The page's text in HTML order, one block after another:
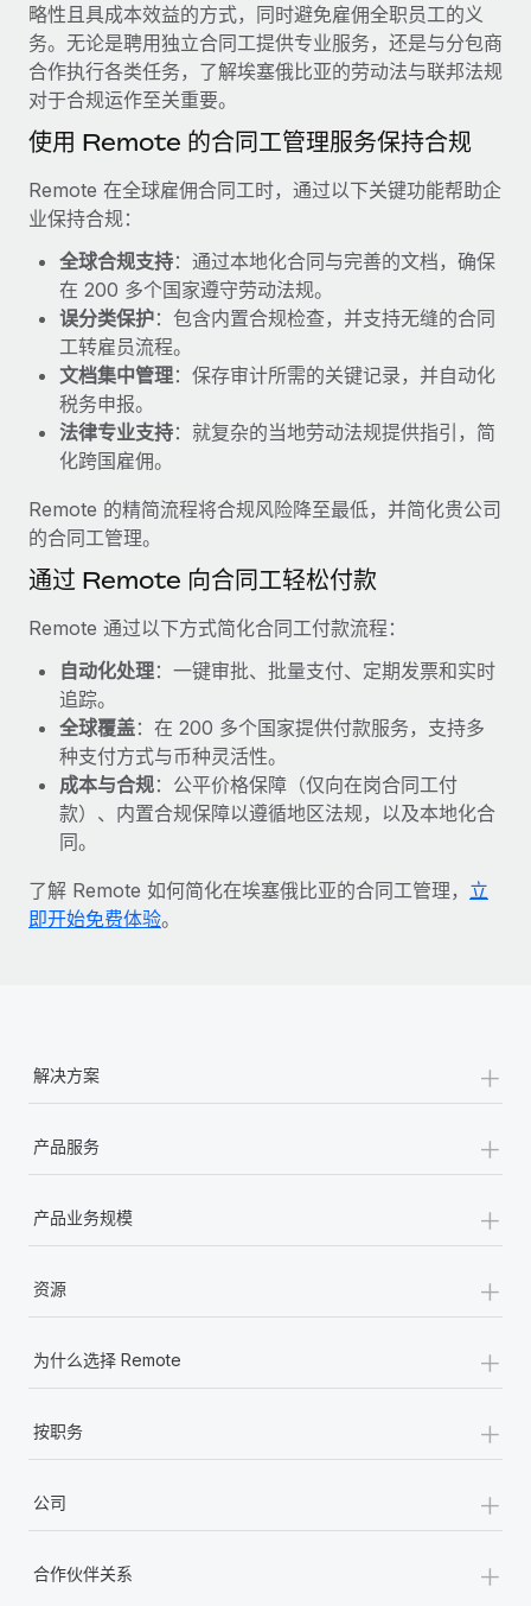
服务
咨询专家
获得全球人力资源与合规方面的专家帮助
背景调查
合规守望台
防范合规风险
设备管理
在全球范围内配置和跟踪 IT 设备
实体设立
快速建立合规实体
人员调配与搬迁
轻松搬迁员工
福利
轻松管理员工福利
Remote Build 即将推出
集成与人工智能自动化咨询
案例研究
Cultivating a Thriving Remote-First Culture in
Partnership with Remote
At a glance Discover the evolution of TheyDo, a pioneering
journey management platform that has...
了解更多
Reverse Tech's strategic partnership with
Remote for contractor management and
payroll
Reverse Tech at a glance Health and wellness startup,
Reverse Tech, partnered with Remote to manage...
了解更多
薪金与人才洞察
洞察中心
获得支持
查看全部资源
博客
Why owned entities are key to maintaining
EOR compliance
As the global workforce continues to expand in response
to the demands of today’s labor market, the...
了解更多
What a Workday global payroll implementation
actually looks like
Most teams hear "payroll implementation" and picture a
six-month project with a dedicated team....
了解更多
略性且具成本效益的方式，同时避免雇佣全职员工的义
务。无论是聘用独立合同工提供专业服务，还是与分包商
合作执行各类任务，了解埃塞俄比亚的劳动法与联邦法规
对于合规运作至关重要。
使用 Remote 的合同工管理服务保持合规
Remote 在全球雇佣合同工时，通过以下关键功能帮助企
业保持合规：
全球合规支持：通过本地化合同与完善的文档，确保
在 200 多个国家遵守劳动法规。
误分类保护：包含内置合规检查，并支持无缝的合同
工转雇员流程。
文档集中管理：保存审计所需的关键记录，并自动化
税务申报。
法律专业支持：就复杂的当地劳动法规提供指引，简
化跨国雇佣。
Remote 的精简流程将合规风险降至最低，并简化贵公司
的合同工管理。
通过 Remote 向合同工轻松付款
Remote 通过以下方式简化合同工付款流程：
自动化处理：一键审批、批量支付、定期发票和实时
追踪。
全球覆盖：在 200 多个国家提供付款服务，支持多
种支付方式与币种灵活性。
成本与合规：公平价格保障（仅向在岗合同工付
款）、内置合规保障以遵循地区法规，以及本地化合
同。
了解 Remote 如何简化在埃塞俄比亚的合同工管理， 立
即开始免费体验。
解决方案 +
产品服务 +
产品业务规模 +
资源 +
为什么选择 Remote +
按职务 +
公司 +
合作伙伴关系 +